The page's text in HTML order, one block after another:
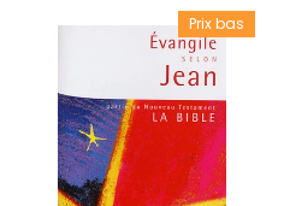
Prix bas